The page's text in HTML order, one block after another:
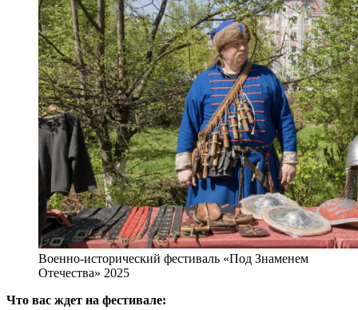
Военно-исторический фестиваль «Под Знаменем
Отечества» 2025
Что вас ждет на фестивале: